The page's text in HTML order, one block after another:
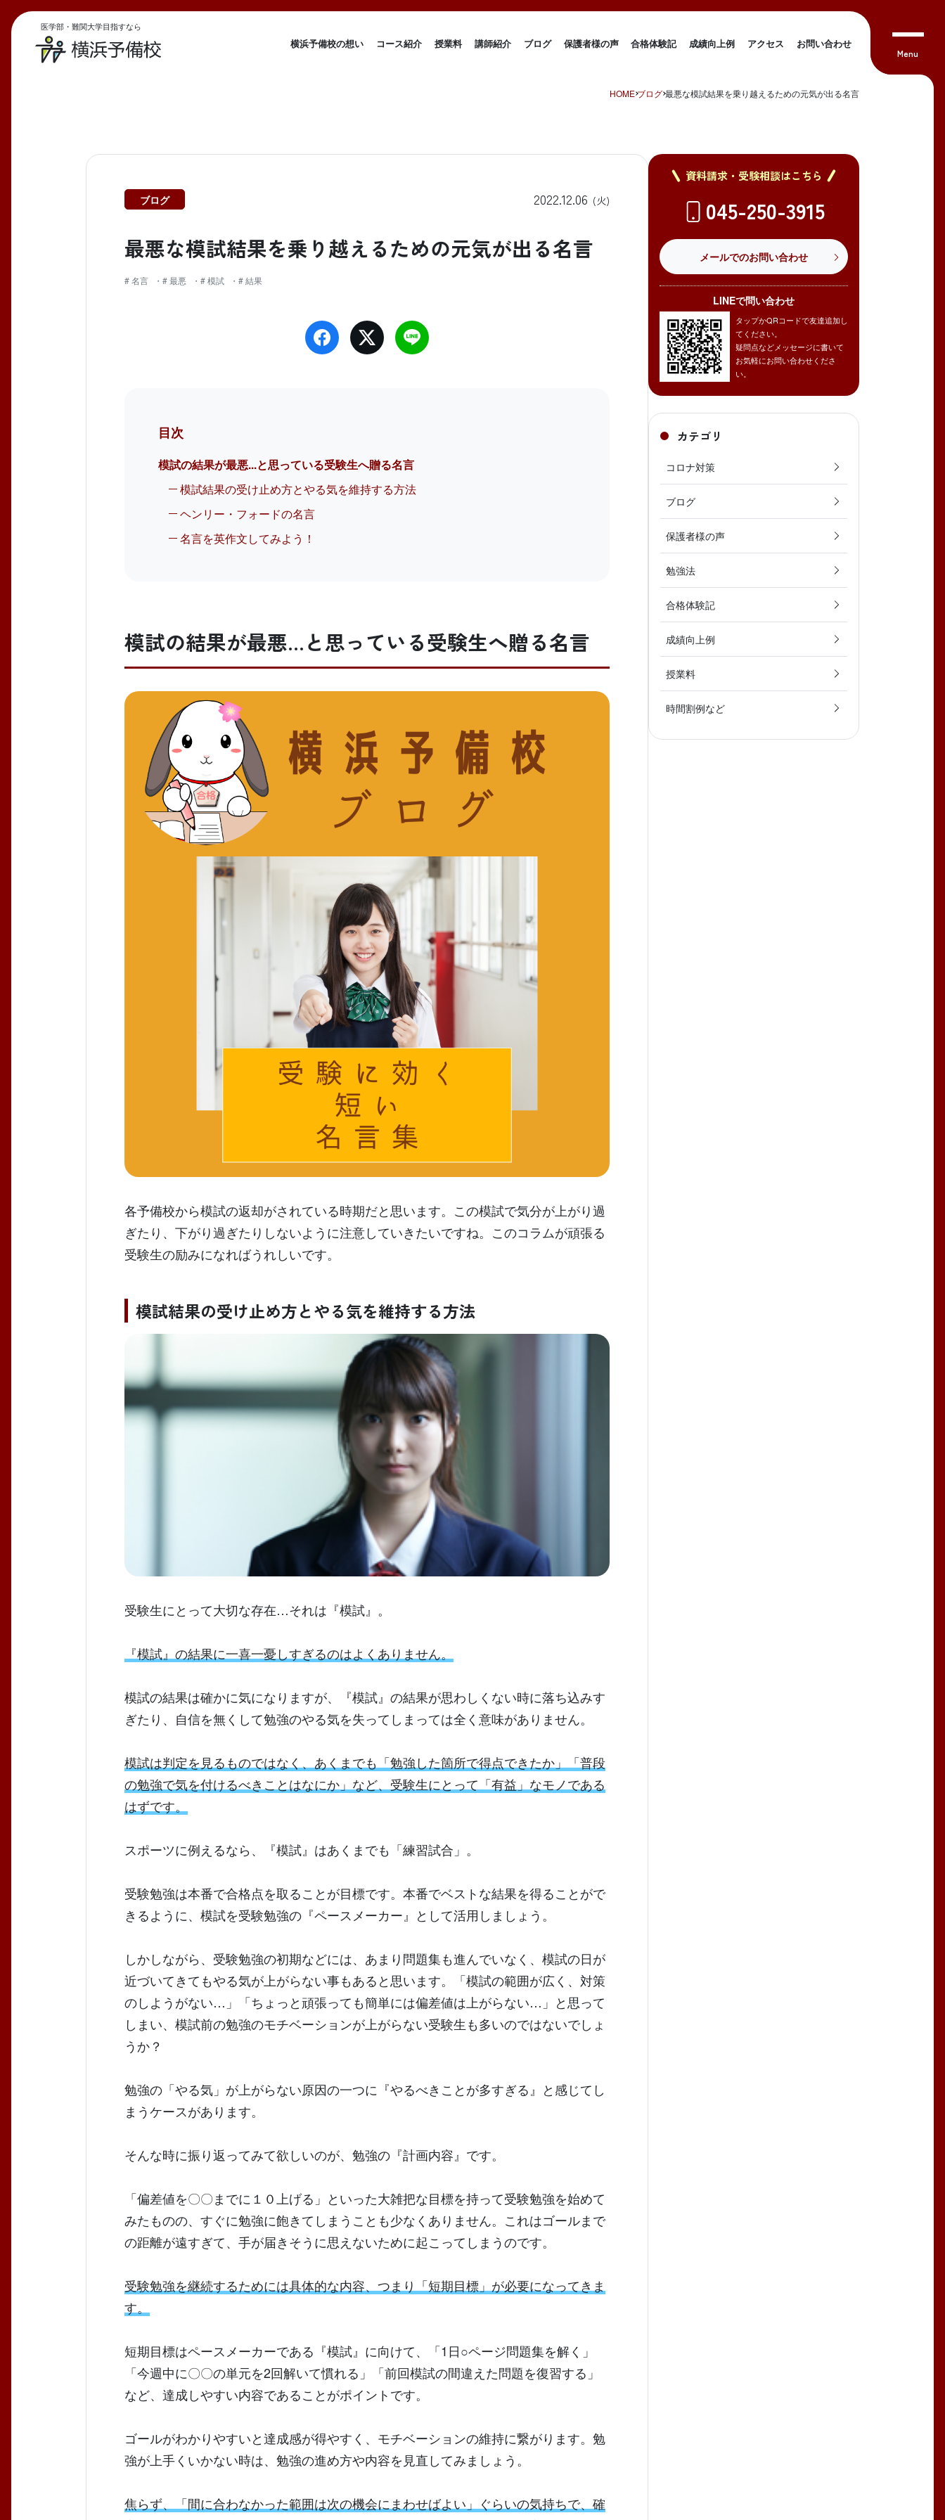
医学部・難関大学目指すなら
横浜予備校の想い コース紹介 授業料 講師紹介 ブログ 保護者様の声 合格体験記 成績向上例 アクセス お問い合わせ
HOME ブログ 最悪な模試結果を乗り越えるための元気が出る名言
ブログ 2022.12.06 (火)
最悪な模試結果を乗り越えるための元気が出る名言
# 名言 # 最悪 # 模試 # 結果
目次
模試の結果が最悪...と思っている受験生へ贈る名言
模試結果の受け止め方とやる気を維持する方法
ヘンリー・フォードの名言
名言を英作文してみよう！
模試の結果が最悪...と思っている受験生へ贈る名言
各予備校から模試の返却がされている時期だと思います。この模試で気分が上がり過
ぎたり、下がり過ぎたりしないように注意していきたいですね。このコラムが頑張る
受験生の励みになればうれしいです。
模試結果の受け止め方とやる気を維持する方法
受験生にとって大切な存在…それは『模試』。
『模試』の結果に一喜一憂しすぎるのはよくありません。
模試の結果は確かに気になりますが、『模試』の結果が思わしくない時に落ち込みす
ぎたり、自信を無くして勉強のやる気を失ってしまっては全く意味がありません。
模試は判定を見るものではなく、あくまでも「勉強した箇所で得点できたか」「普段
の勉強で気を付けるべきことはなにか」など、受験生にとって「有益」なモノである
はずです。
スポーツに例えるなら、『模試』はあくまでも「練習試合」。
受験勉強は本番で合格点を取ることが目標です。本番でベストな結果を得ることがで
きるように、模試を受験勉強の『ペースメーカー』として活用しましょう。
しかしながら、受験勉強の初期などには、あまり問題集も進んでいなく、模試の日が
近づいてきてもやる気が上がらない事もあると思います。「模試の範囲が広く、対策
のしようがない…」「ちょっと頑張っても簡単には偏差値は上がらない…」と思って
しまい、模試前の勉強のモチベーションが上がらない受験生も多いのではないでしょ
うか？
勉強の「やる気」が上がらない原因の一つに『やるべきことが多すぎる』と感じてし
まうケースがあります。
そんな時に振り返ってみて欲しいのが、勉強の『計画内容』です。
「偏差値を〇〇までに１０上げる」といった大雑把な目標を持って受験勉強を始めて
みたものの、すぐに勉強に飽きてしまうことも少なくありません。これはゴールまで
の距離が遠すぎて、手が届きそうに思えないために起こってしまうのです。
受験勉強を継続するためには具体的な内容、つまり「短期目標」が必要になってきま
す。
短期目標はペースメーカーである『模試』に向けて、「1日○ページ問題集を解く」
「今週中に〇〇の単元を2回解いて慣れる」「前回模試の間違えた問題を復習する」
など、達成しやすい内容であることがポイントです。
ゴールがわかりやすいと達成感が得やすく、モチベーションの維持に繋がります。勉
強が上手くいかない時は、勉強の進め方や内容を見直してみましょう。
焦らず、「間に合わなかった範囲は次の機会にまわせばよい」ぐらいの気持ちで、確
資料請求・受験相談はこちら
045-250-3915
メールでのお問い合わせ
LINEで問い合わせ
タップかQRコードで友達追加し
てください。
疑問点などメッセージに書いて
お気軽にお問い合わせくださ
い。
カテゴリ
コロナ対策
ブログ
保護者様の声
勉強法
合格体験記
成績向上例
授業料
時間割例など